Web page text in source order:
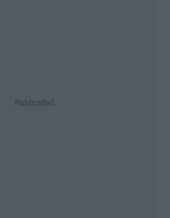
Publicidad